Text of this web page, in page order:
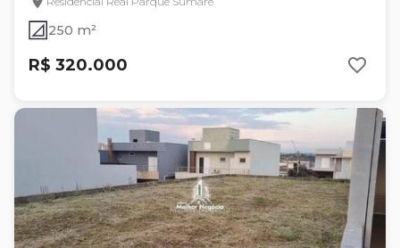
250 m²
R$ 320.000